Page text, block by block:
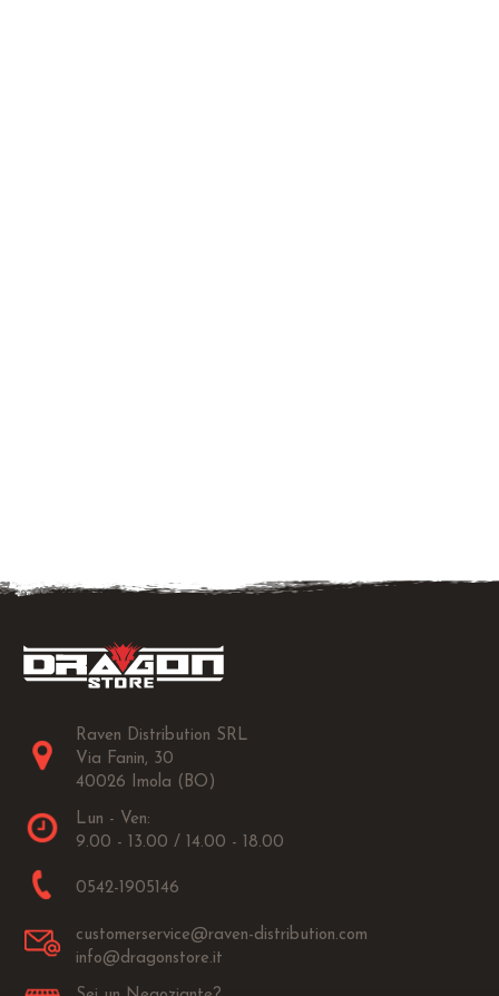
Raven Distribution SRL
Via Fanin, 30
40026 Imola (BO)
Lun - Ven:
9.00 - 13.00 / 14.00 - 18.00
0542-1905146
customerservice@raven-distribution.com
info@dragonstore.it